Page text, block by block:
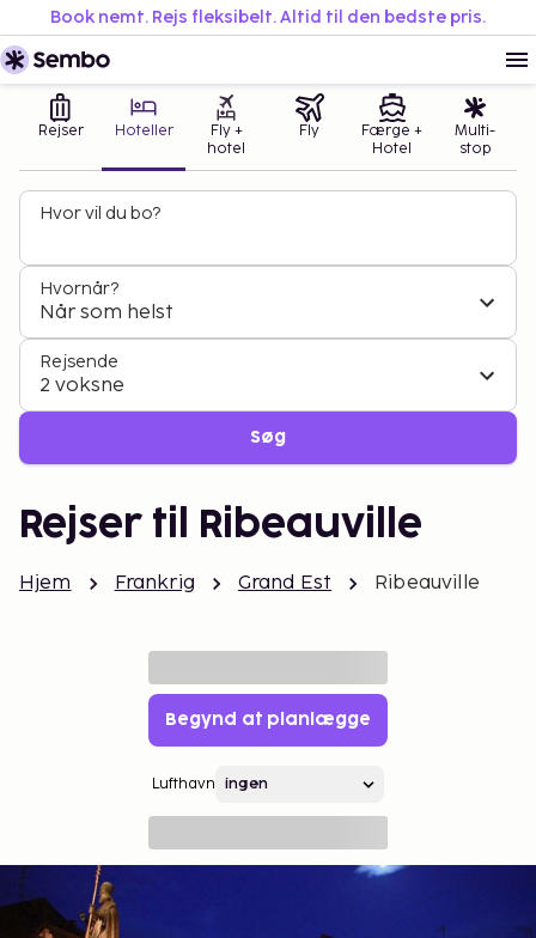
Book nemt. Rejs fleksibelt. Altid til den bedste pris.
Rejser Hoteller
Fly +
hotel
Fly
Færge +
Hotel
Multi-
stop
Hvor vil du bo?
Hvornår?
Når som helst
Rejsende
2 voksne
Søg
Rejser til Ribeauville
Hjem Frankrig Grand Est Ribeauville
Begynd at planlægge
Lufthavn